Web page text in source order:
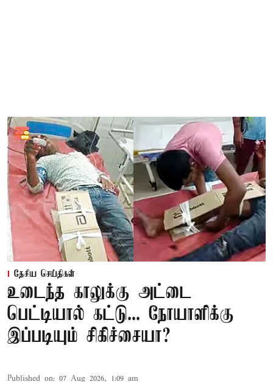
தேசிய செய்திகள்
உடைந்த காலுக்கு அட்டை
பெட்டியால் கட்டு... நோயாளிக்கு
இப்படியும் சிகிச்சையா?
Published on: 07 Aug 2026, 1:09 am